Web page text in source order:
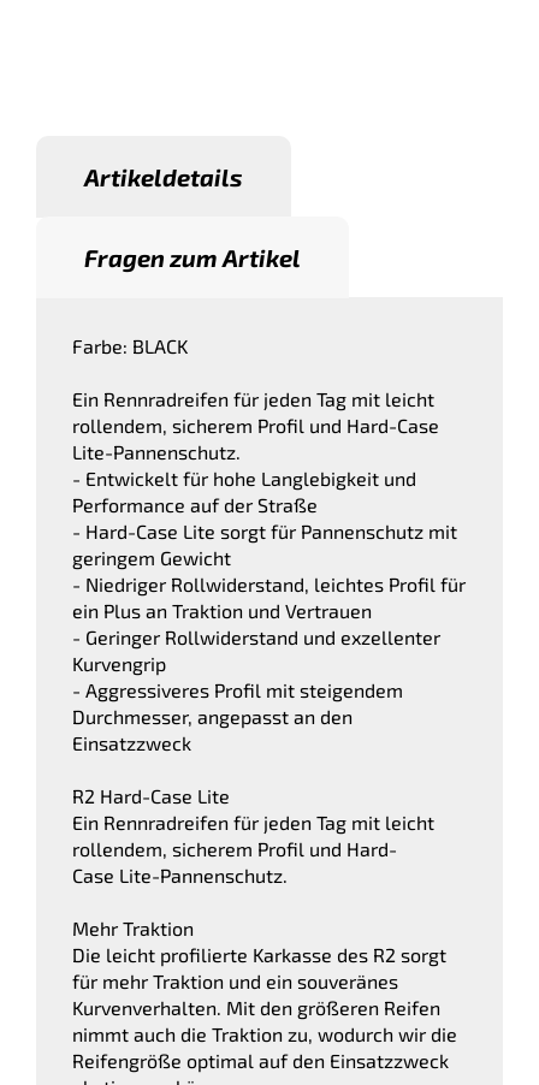
Artikeldetails
Fragen zum Artikel
Farbe: BLACK
Ein Rennradreifen für jeden Tag mit leicht
rollendem, sicherem Profil und Hard-Case
Lite-Pannenschutz.
- Entwickelt für hohe Langlebigkeit und
Performance auf der Straße
- Hard-Case Lite sorgt für Pannenschutz mit
geringem Gewicht
- Niedriger Rollwiderstand, leichtes Profil für
ein Plus an Traktion und Vertrauen
- Geringer Rollwiderstand und exzellenter
Kurvengrip
- Aggressiveres Profil mit steigendem
Durchmesser, angepasst an den
Einsatzzweck
R2 Hard-Case Lite
Ein Rennradreifen für jeden Tag mit leicht
rollendem, sicherem Profil und Hard-
Case Lite-Pannenschutz.
Mehr Traktion
Die leicht profilierte Karkasse des R2 sorgt
für mehr Traktion und ein souveränes
Kurvenverhalten. Mit den größeren Reifen
nimmt auch die Traktion zu, wodurch wir die
Reifengröße optimal auf den Einsatzzweck